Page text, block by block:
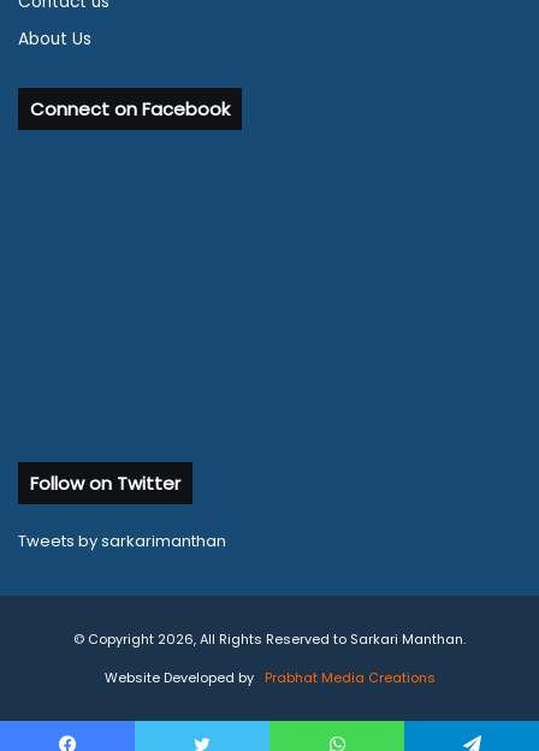
About Us
Connect on Facebook
Follow on Twitter
Tweets by sarkarimanthan
© Copyright 2026, All Rights Reserved to Sarkari Manthan.
Website Developed by
Prabhat Media Creations